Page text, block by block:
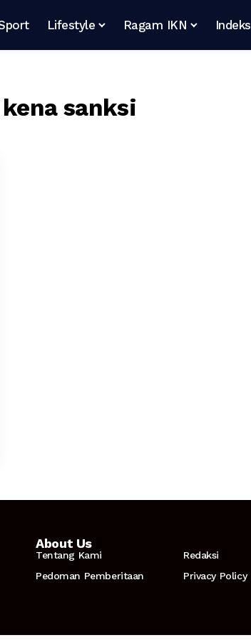
Lifestyle Ragam IKN Indeks
sanksi
About Us
Tentang Kami
Redaksi
Pedoman Pemberitaan
Privacy Policy